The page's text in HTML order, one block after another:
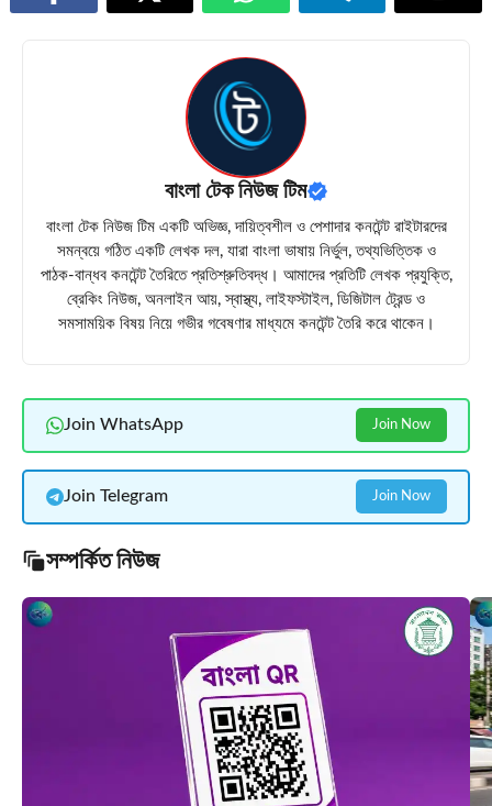
বাংলা টেক নিউজ টিম
বাংলা টেক নিউজ টিম একটি অভিজ্ঞ, দায়িত্বশীল ও পেশাদার কনটেন্ট রাইটারদের
সমন্বয়ে গঠিত একটি লেখক দল, যারা বাংলা ভাষায় নির্ভুল, তথ্যভিত্তিক ও
পাঠক-বান্ধব কনটেন্ট তৈরিতে প্রতিশ্রুতিবদ্ধ। আমাদের প্রতিটি লেখক প্রযুক্তি,
ব্রেকিং নিউজ, অনলাইন আয়, স্বাস্থ্য, লাইফস্টাইল, ডিজিটাল ট্রেন্ড ও
সমসাময়িক বিষয় নিয়ে গভীর গবেষণার মাধ্যমে কনটেন্ট তৈরি করে থাকেন।
Join WhatsApp Join Now
Join Telegram Join Now
সম্পর্কিত নিউজ